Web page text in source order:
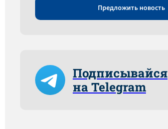
Предложить новость
Подписывайся
на Telegram